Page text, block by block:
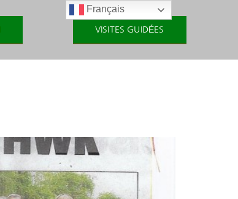
VISITES GUIDÉES
Français